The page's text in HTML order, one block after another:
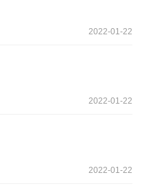
2022-01-22
2022-01-22
2022-01-22